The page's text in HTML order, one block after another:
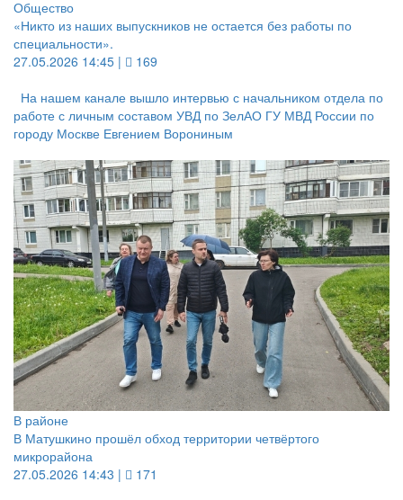
Общество
«Никто из наших выпускников не остается без работы по
специальности».
27.05.2026 14:45 |
169
На нашем канале вышло интервью с начальником отдела по
работе с личным составом УВД по ЗелАО ГУ МВД России по
городу Москве Евгением Ворониным
В районе
В Матушкино прошёл обход территории четвёртого
микрорайона
27.05.2026 14:43 |
171